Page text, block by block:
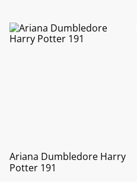
Ariana Dumbledore Harry
Potter 191